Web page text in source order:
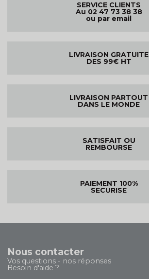
SERVICE CLIENTS
Au 02 47 73 38 38
ou par email
LIVRAISON GRATUITE
DES 99€ HT
LIVRAISON PARTOUT
DANS LE MONDE
SATISFAIT OU
REMBOURSE
PAIEMENT 100%
SECURISE
Nous contacter
Vos questions - nos réponses
Besoin d'aide ?